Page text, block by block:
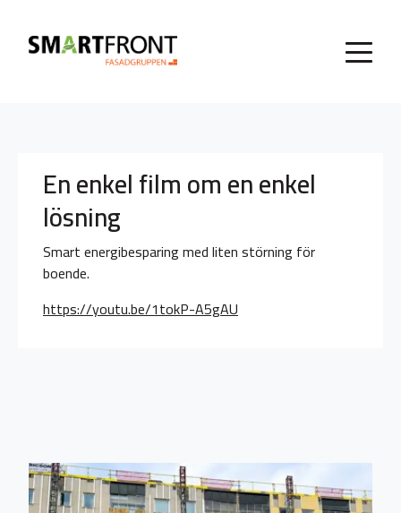
En enkel film om en enkel
lösning
Smart energibesparing med liten störning för
boende.
https://youtu.be/1tokP-A5gAU